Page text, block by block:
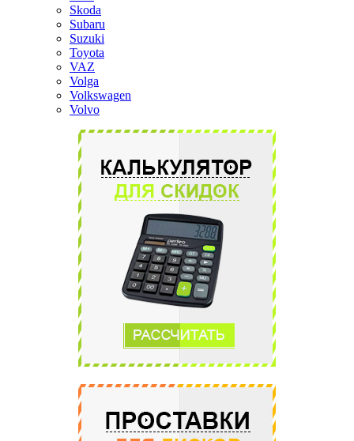
Skoda
Subaru
Suzuki
Toyota
VAZ
Volga
Volkswagen
Volvo